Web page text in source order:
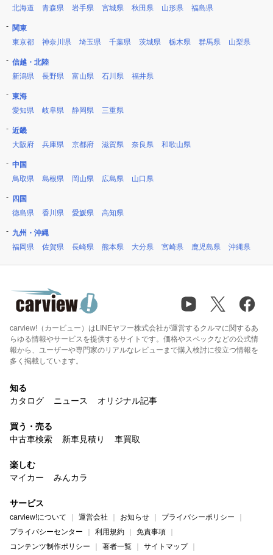
北海道
青森県 岩手県 宮城県 秋田県 山形県 福島県
関東
東京都
神奈川県 埼玉県 千葉県 茨城県 栃木県 群馬県 山梨県
信越・北陸
新潟県
長野県 富山県 石川県 福井県
東海
愛知県
岐阜県 静岡県 三重県
近畿
大阪府
兵庫県 京都府 滋賀県 奈良県 和歌山県
中国
鳥取県
島根県 岡山県 広島県 山口県
四国
徳島県
香川県 愛媛県 高知県
九州・沖縄
福岡県
佐賀県 長崎県 熊本県 大分県 宮崎県 鹿児島県 沖縄県
carview!（カービュー）はLINEヤフー株式会社が運営するクルマに関するあ
らゆる情報やサービスを提供するサイトです。価格やスペックなどの公式情
報から、ユーザーや専門家のリアルなレビューまで購入検討に役立つ情報を
多く掲載しています。
知る
カタログ
ニュース オリジナル記事
買う・売る
中古車検索
新車見積り 車買取
楽しむ
マイカー
みんカラ
サービス
carview!について 運営会社 お知らせ
プライバシーポリシー
プライバシーセンター
利用規約
免責事項
コンテンツ制作ポリシー
著者一覧 サイトマップ